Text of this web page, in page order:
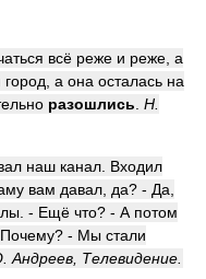
всё реже и реже, а
а она осталась на
разошлись Н.
наш канал. Входил
вам давал, да? - Да,
- Ещё что? - А потом
Почему? - Мы стали
Андреев, Телевидение.